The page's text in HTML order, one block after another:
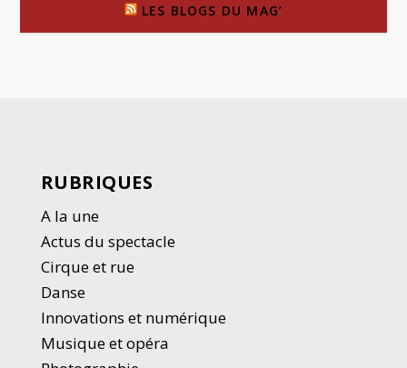
LES BLOGS DU MAG’
RUBRIQUES
A la une
Actus du spectacle
Cirque et rue
Danse
Innovations et numérique
Musique et opéra